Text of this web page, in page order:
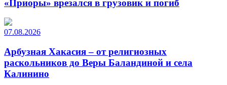
«Приоры» врезался в грузовик и погиб
07.08.2026
Арбузная Хакасия – от религиозных
раскольников до Веры Баландиной и села
Калинино